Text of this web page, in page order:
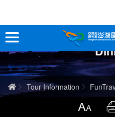
跳
到
主
要
內
容
観光情報
澎湖を深く知る
ホーム
Tour Information